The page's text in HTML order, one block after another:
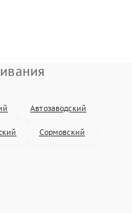
Автозаводский
Сормовский